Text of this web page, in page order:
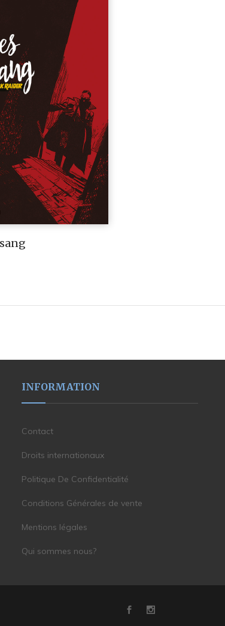
INFORMATION
Contact
Droits internationaux
Politique De Confidentialité
Conditions Générales de vente
Mentions légales
Qui sommes nous?